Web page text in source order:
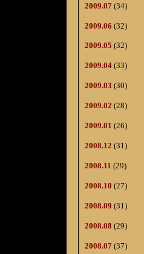
2009.07 (34)
2009.06 (32)
2009.05 (32)
2009.04 (33)
2009.03 (30)
2009.02 (28)
2009.01 (26)
2008.12 (31)
2008.11 (29)
2008.10 (27)
2008.09 (31)
2008.08 (29)
2008.07 (37)